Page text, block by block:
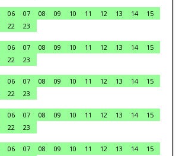
06 07 08 09 10 11 12 13 14
15
22
23
06 07 08 09 10 11 12 13 14
15
22
23
06 07 08 09 10 11 12 13 14
15
22
23
06 07 08 09 10 11 12 13 14
15
22
23
06 07 08 09 10 11 12 13 14
15